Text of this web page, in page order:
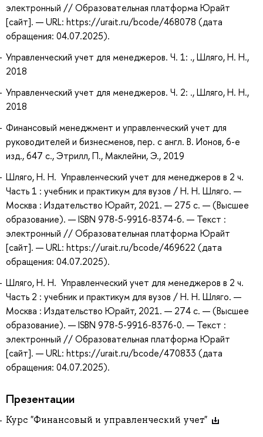
электронный // Образовательная платформа Юрайт
[сайт]. — URL: https://urait.ru/bcode/468078 (дата
обращения: 04.07.2025).
Управленческий учет для менеджеров. Ч. 1: ., Шляго, Н. Н.,
2018
Управленческий учет для менеджеров. Ч. 2: ., Шляго, Н. Н.,
2018
Финансовый менеджмент и управленческий учет для
руководителей и бизнесменов, пер. с англ. В. Ионов, 6-е
изд., 647 с., Этрилл, П., Маклейни, Э., 2019
Шляго, Н. Н. Управленческий учет для менеджеров в 2 ч.
Часть 1 : учебник и практикум для вузов / Н. Н. Шляго. —
Москва : Издательство Юрайт, 2021. — 275 с. — (Высшее
образование). — ISBN 978-5-9916-8374-6. — Текст :
электронный // Образовательная платформа Юрайт
[сайт]. — URL: https://urait.ru/bcode/469622 (дата
обращения: 04.07.2025).
Шляго, Н. Н. Управленческий учет для менеджеров в 2 ч.
Часть 2 : учебник и практикум для вузов / Н. Н. Шляго. —
Москва : Издательство Юрайт, 2021. — 274 с. — (Высшее
образование). — ISBN 978-5-9916-8376-0. — Текст :
электронный // Образовательная платформа Юрайт
[сайт]. — URL: https://urait.ru/bcode/470833 (дата
обращения: 04.07.2025).
Презентации
Курс "Финансовый и управленческий учет"